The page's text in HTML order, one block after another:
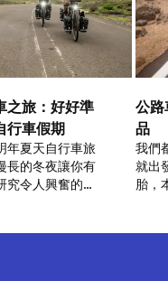
之旅：好好準
行車假期
年夏天自行車旅
長的冬夜讓你有
究令人興奮的目
，那麼在展開夢
公路
品
我們
就出
胎，